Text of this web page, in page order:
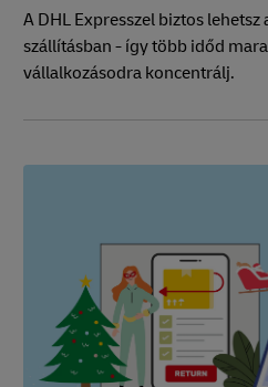
A DHL Expresszel biztos
szállításban - így több időd
vállalkozásodra koncentrálj.